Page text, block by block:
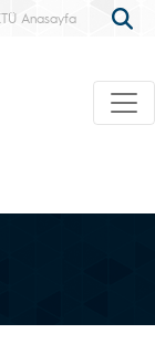
Anasayfa